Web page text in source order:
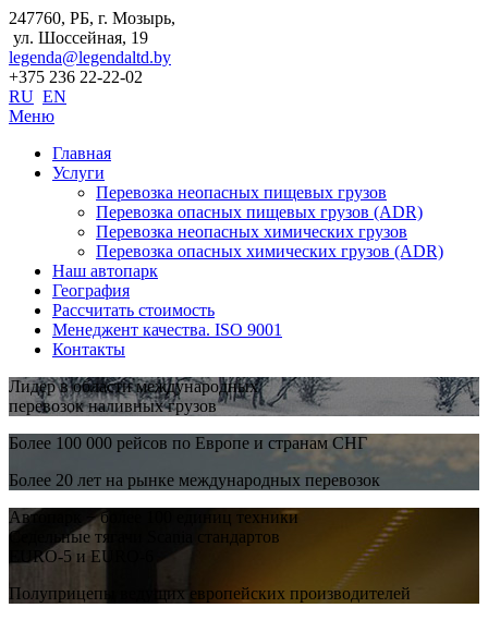
247760, РБ, г. Мозырь,
ул. Шоссейная, 19
legenda@legendaltd.by
+375 236 22-22-02
RU EN
Меню
Главная
Услуги
Перевозка неопасных пищевых грузов
Перевозка опасных пищевых грузов (ADR)
Перевозка неопасных химических грузов
Перевозка опасных химических грузов (ADR)
Наш автопарк
География
Рассчитать стоимость
Менеджент качества. ISO 9001
Контакты
Лидер в области международных
перевозок наливных грузов
Более 100 000 рейсов по Европе и странам СНГ
Более 20 лет на рынке международных перевозок
Автопарк − более 100 единиц техники
Седельные тягачи Scania стандартов
EURO-5 и EURO-6
Полуприцепы ведущих европейских производителей